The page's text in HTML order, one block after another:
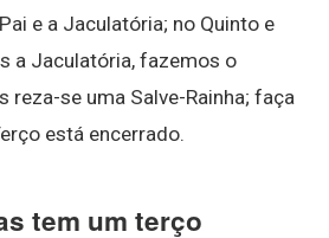
e a Jaculatória; no Quinto e
a Jaculatória, fazemos o
reza-se uma Salve-Rainha; faça
está encerrado.
tem um terço